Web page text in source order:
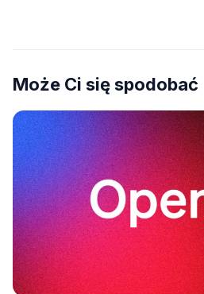
Może Ci się spodobać